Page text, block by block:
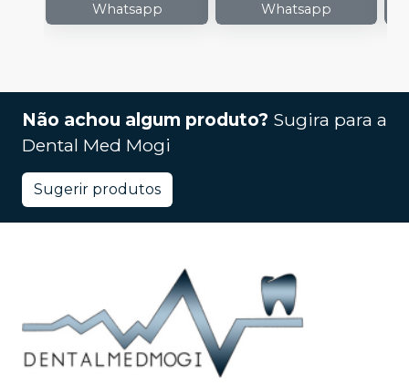
Whatsapp
Whatsapp
Não achou algum produto? Sugira para a
Dental Med Mogi
Sugerir produtos